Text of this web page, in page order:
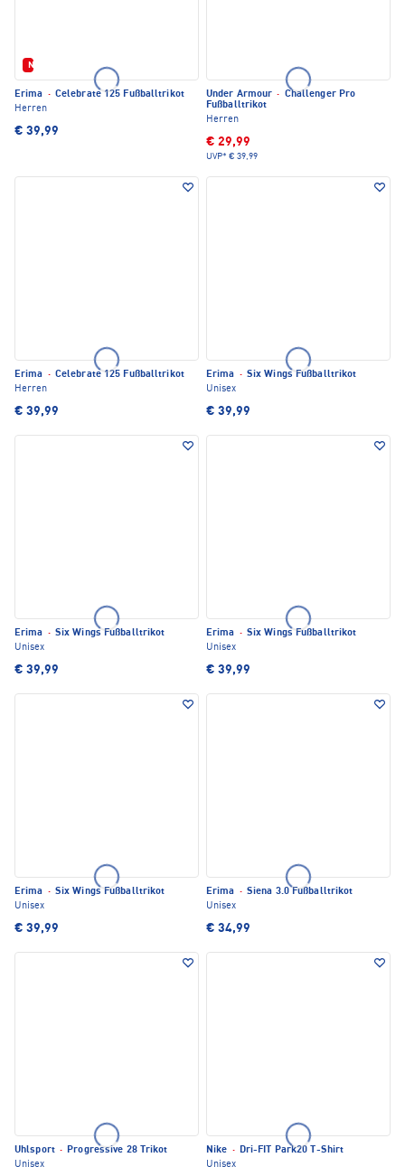
Neu
Erima · Celebrate 125 Fußballtrikot
Herren
€ 39,99
Under Armour · Challenger Pro
Fußballtrikot
Herren
€ 29,99
UVP* € 39,99
Erima · Celebrate 125 Fußballtrikot
Herren
€ 39,99
Erima · Six Wings Fußballtrikot
Unisex
€ 39,99
Erima · Six Wings Fußballtrikot
Unisex
€ 39,99
Erima · Six Wings Fußballtrikot
Unisex
€ 39,99
Erima · Six Wings Fußballtrikot
Unisex
€ 39,99
Erima · Siena 3.0 Fußballtrikot
Unisex
€ 34,99
Uhlsport · Progressive 28 Trikot
Unisex
Nike · Dri-FIT Park20 T-Shirt
Unisex